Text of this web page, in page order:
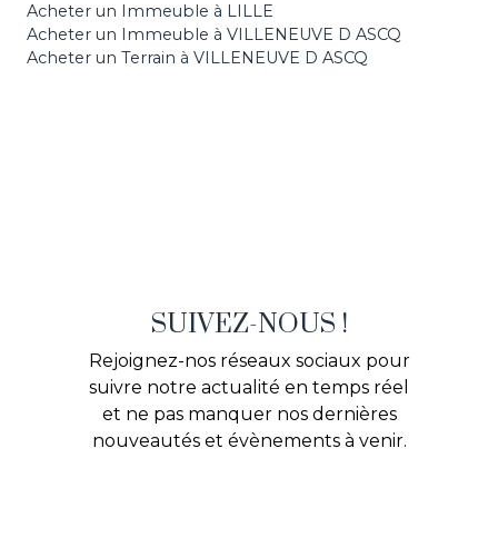
Acheter un Immeuble à LILLE
Acheter un Immeuble à VILLENEUVE D ASCQ
Acheter un Terrain à VILLENEUVE D ASCQ
SUIVEZ-NOUS !
Rejoignez-nos réseaux sociaux pour
suivre notre actualité en temps réel
et ne pas manquer nos dernières
nouveautés et évènements à venir.